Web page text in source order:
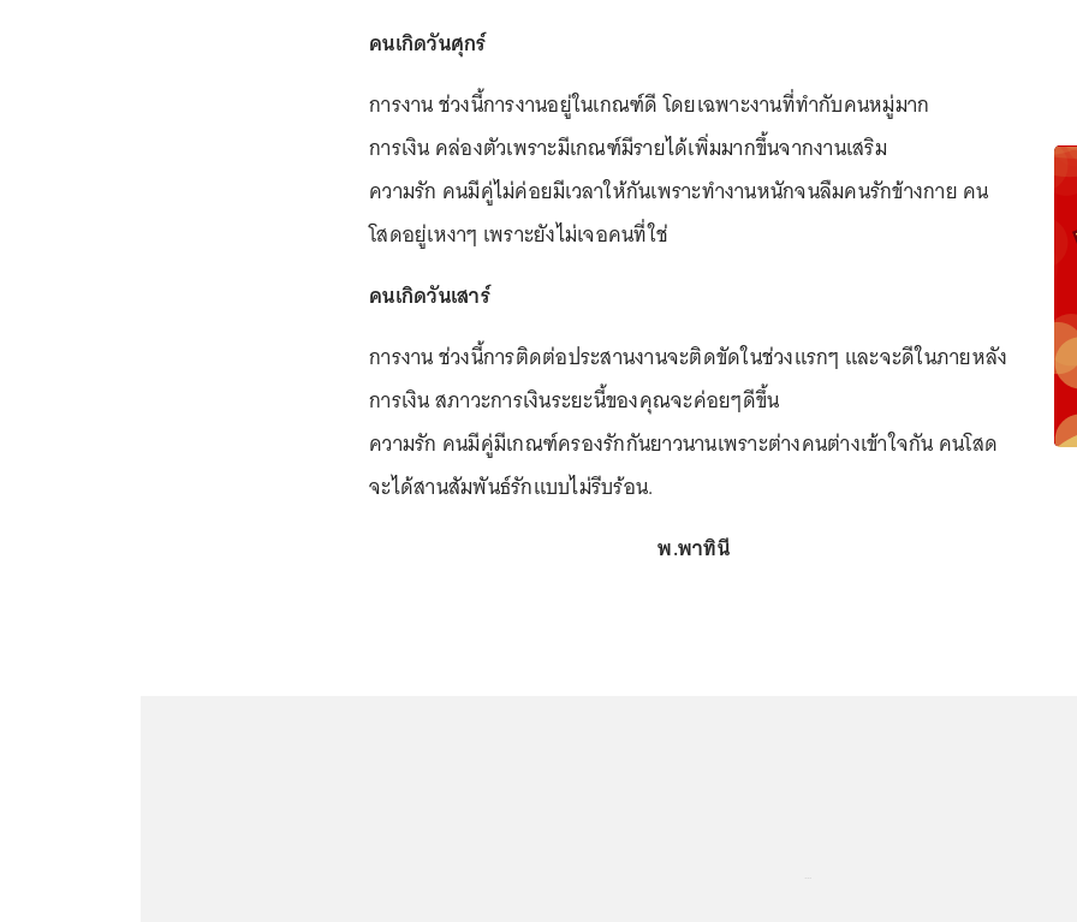
คนเกิดวันศุกร์
การงาน ช่วงนี้การงานอยู่ในเกณฑ์ดี โดยเฉพาะงานที่ทำกับคนหมู่มาก
การเงิน คล่องตัวเพราะมีเกณฑ์มีรายได้เพิ่มมากขึ้นจากงานเสริม
ความรัก คนมีคู่ไม่ค่อยมีเวลาให้กันเพราะทำงานหนักจนลืมคนรักข้างกาย คน
โสดอยู่เหงาๆ เพราะยังไม่เจอคนที่ใช่
คนเกิดวันเสาร์
การงาน ช่วงนี้การติดต่อประสานงานจะติดขัดในช่วงแรกๆ และจะดีในภายหลัง
การเงิน สภาวะการเงินระยะนี้ของคุณจะค่อยๆดีขึ้น
ความรัก คนมีคู่มีเกณฑ์ครองรักกันยาวนานเพราะต่างคนต่างเข้าใจกัน คนโสด
จะได้สานสัมพันธ์รักแบบไม่รีบร้อน.
พ.พาทินี